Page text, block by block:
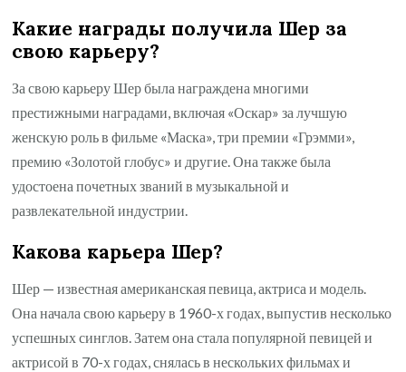
Какие награды получила Шер за
свою карьеру?
За свою карьеру Шер была награждена многими
престижными наградами, включая «Оскар» за лучшую
женскую роль в фильме «Маска», три премии «Грэмми»,
премию «Золотой глобус» и другие. Она также была
удостоена почетных званий в музыкальной и
развлекательной индустрии.
Какова карьера Шер?
Шер — известная американская певица, актриса и модель.
Она начала свою карьеру в 1960-х годах, выпустив несколько
успешных синглов. Затем она стала популярной певицей и
актрисой в 70-х годах, снялась в нескольких фильмах и